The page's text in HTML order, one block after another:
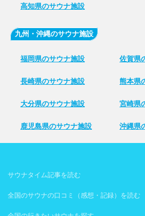
高知県のサウナ施設
九州・沖縄のサウナ施設
福岡県のサウナ施設 佐賀県
長崎県のサウナ施設 熊本県
大分県のサウナ施設 宮崎県
鹿児島県のサウナ施設 沖縄県
サウナタイム記事を読む
全国のサウナの口コミ（感想・記録）を読む